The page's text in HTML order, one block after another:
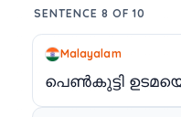
SENTENCE 8 OF 10
Malayalam
പെൺകുട്ടി